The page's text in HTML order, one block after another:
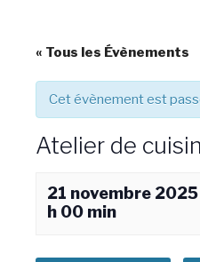
« Tous les Évènements
Cet évènement est
Atelier de
21 novembre 2025
h 00 min